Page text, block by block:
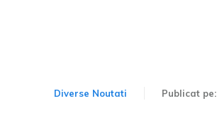
Diverse Noutati Publicat pe: